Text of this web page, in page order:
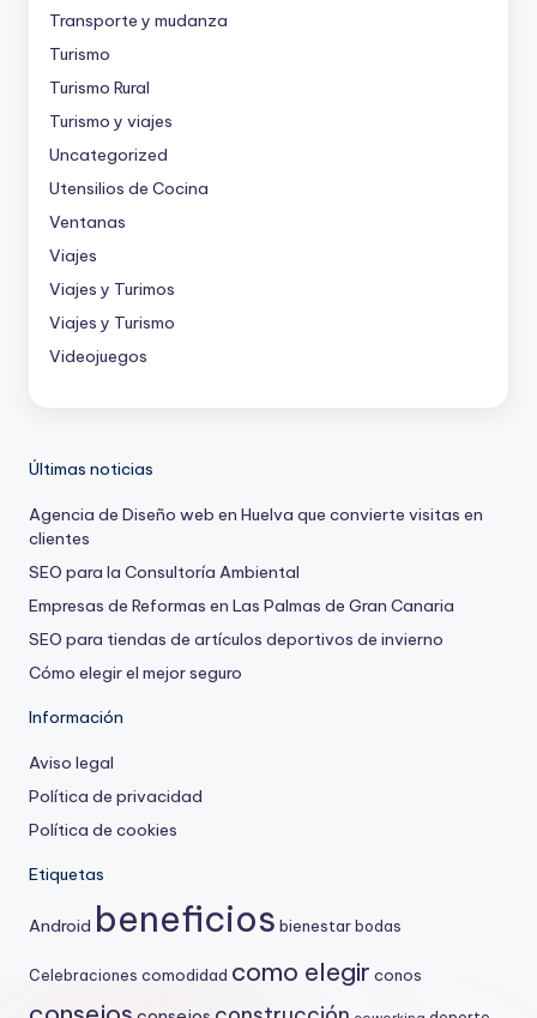
Transporte y mudanza
Turismo
Turismo Rural
Turismo y viajes
Uncategorized
Utensilios de Cocina
Ventanas
Viajes
Viajes y Turimos
Viajes y Turismo
Videojuegos
Últimas noticias
Agencia de Diseño web en Huelva que convierte visitas en
clientes
SEO para la Consultoría Ambiental
Empresas de Reformas en Las Palmas de Gran Canaria
SEO para tiendas de artículos deportivos de invierno
Cómo elegir el mejor seguro
Información
Aviso legal
Política de privacidad
Política de cookies
Etiquetas
Android beneficios bienestar bodas
Celebraciones comodidad como elegir conos